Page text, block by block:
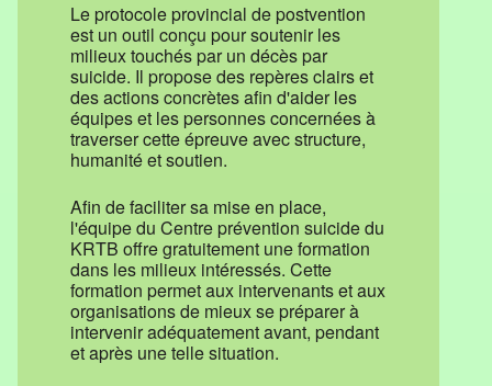
Le protocole provincial de postvention
est un outil conçu pour soutenir les
milieux touchés par un décès par
suicide. Il propose des repères clairs et
des actions concrètes afin d'aider les
équipes et les personnes concernées à
traverser cette épreuve avec structure,
humanité et soutien.
Afin de faciliter sa mise en place,
l'équipe du Centre prévention suicide du
KRTB offre gratuitement une formation
dans les milieux intéressés. Cette
formation permet aux intervenants et aux
organisations de mieux se préparer à
intervenir adéquatement avant, pendant
et après une telle situation.